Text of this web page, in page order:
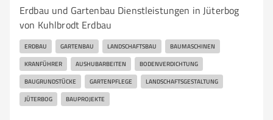
Erdbau und Gartenbau Dienstleistungen in Jüterbog
von Kuhlbrodt Erdbau
ERDBAU GARTENBAU LANDSCHAFTSBAU BAUMASCHINEN
KRANFÜHRER AUSHUBARBEITEN BODENVERDICHTUNG
BAUGRUNDSTÜCKE GARTENPFLEGE LANDSCHAFTSGESTALTUNG
JÜTERBOG BAUPROJEKTE